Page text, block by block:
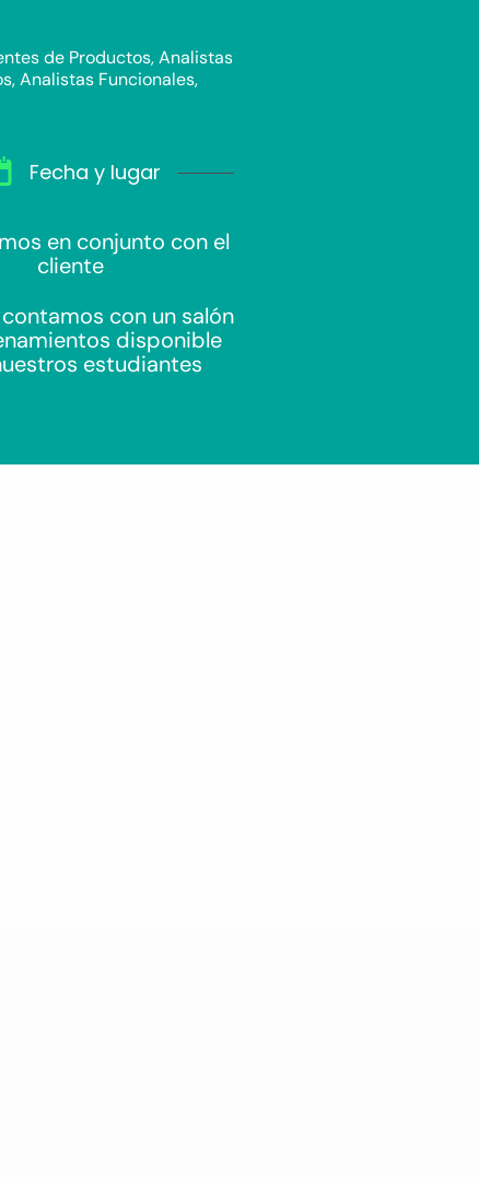
de Productos, Analistas
Analistas Funcionales,
Fecha y lugar
en conjunto con el
cliente
con un salón
disponible
estudiantes